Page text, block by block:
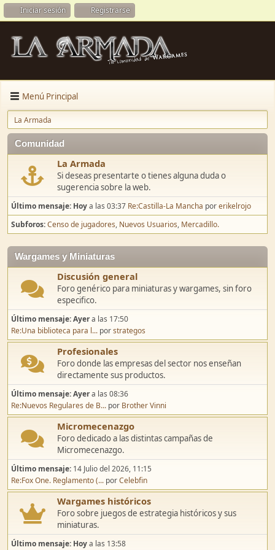
Iniciar sesión Registrarse
Menú Principal
La Armada
Comunidad
La Armada
Si deseas presentarte o tienes alguna duda o
sugerencia sobre la web.
Último mensaje: Hoya las 03:37 Re:Castilla-La Mancha porerikelrojo
Subforos Censo de jugadores Nuevos Usuarios Mercadillo.
Wargames y Miniaturas
Discusión general
Foro genérico para miniaturas y wargames, sin foro
especifico.
Último mensaje:Ayera las 17:50
Re:Una biblioteca para l... porstrategos
Profesionales
Foro donde las empresas del sector nos enseñan
directamente sus productos.
Último mensaje:Ayera las 08:36
Re:Nuevos Regulares de B... por Brother Vinni
Micromecenazgo
Foro dedicado a las distintas campañas de
Micromecenazgo.
Último mensaje: 14 Julio del 2026, 11:15
Re:Fox One. Reglamento (... porCelebfin
Wargames históricos
Foro sobre juegos de estrategia históricos y sus
miniaturas.
Último mensaje: Hoya las 13:58